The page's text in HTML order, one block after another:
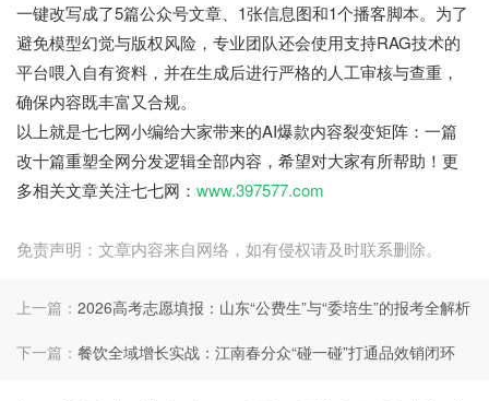
一键改写成了5篇公众号文章、1张信息图和1个播客脚本。为了
避免模型幻觉与版权风险，专业团队还会使用支持RAG技术的
平台喂入自有资料，并在生成后进行严格的人工审核与查重，
确保内容既丰富又合规。
以上就是七七网小编给大家带来的AI爆款内容裂变矩阵：一篇
改十篇重塑全网分发逻辑全部内容，希望对大家有所帮助！更
多相关文章关注七七网： www.397577.com
免责声明：文章内容来自网络，如有侵权请及时联系删除。
上一篇： 2026高考志愿填报：山东“公费生”与“委培生”的报考全解析
下一篇： 餐饮全域增长实战：江南春分众“碰一碰”打通品效销闭环